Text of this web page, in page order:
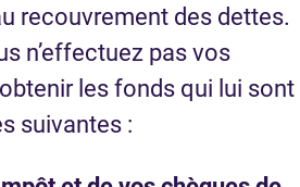
recouvrement des dettes.
n’effectuez pas vos
les fonds qui lui sont
suivantes :